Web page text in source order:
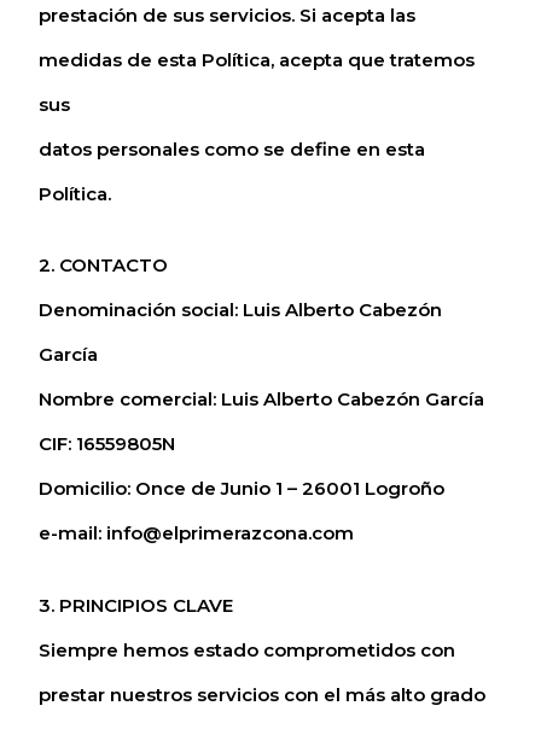
prestación de sus servicios. Si acepta las
medidas de esta Política, acepta que tratemos
sus
datos personales como se define en esta
Política.
2. CONTACTO
Denominación social: Luis Alberto Cabezón
García
Nombre comercial: Luis Alberto Cabezón García
CIF: 16559805N
Domicilio: Once de Junio 1 – 26001 Logroño
e-mail: info@elprimerazcona.com
3. PRINCIPIOS CLAVE
Siempre hemos estado comprometidos con
prestar nuestros servicios con el más alto grado